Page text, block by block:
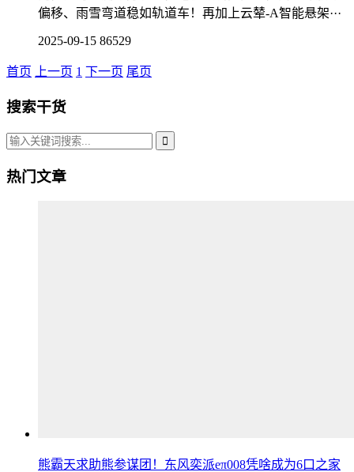
偏移、雨雪弯道稳如轨道车！再加上云辇-A智能悬架···
2025-09-15 86529
首页 上一页 1 下一页 尾页
搜索干货
热门文章
熊霸天求助熊参谋团！东风奕派eπ008凭啥成为6口之家